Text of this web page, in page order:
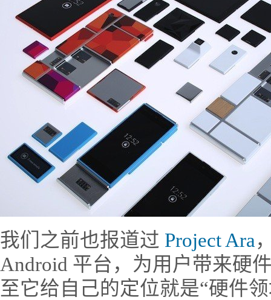
我们之前也报道过 Project Ara
Android 平台，为用户带来硬
至它给自己的定位就是“硬件